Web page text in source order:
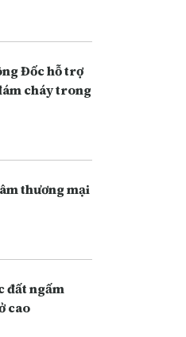
Đốc hỗ trợ
cháy trong
thương mại
đất ngấm
cao